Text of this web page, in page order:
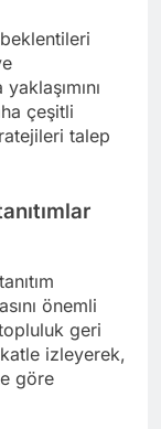
çeşitli
talep
önemli
geri
izleyerek,
göre